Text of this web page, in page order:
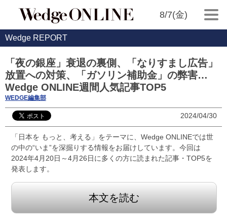
8/7(金)
Wedge REPORT
「夜の銀座」衰退の裏側、「なりすまし広告」
放置への対策、「ガソリン補助金」の弊害…
Wedge ONLINE週間人気記事TOP5
WEDGE編集部
2024/04/30
「日本を もっと、考える」をテーマに、Wedge ONLINEでは世
の中の“いま”を深掘りする情報をお届けしています。今回は
2024年4月20日～4月26日に多くの方に読まれた記事・TOP5を
発表します。
本文を読む